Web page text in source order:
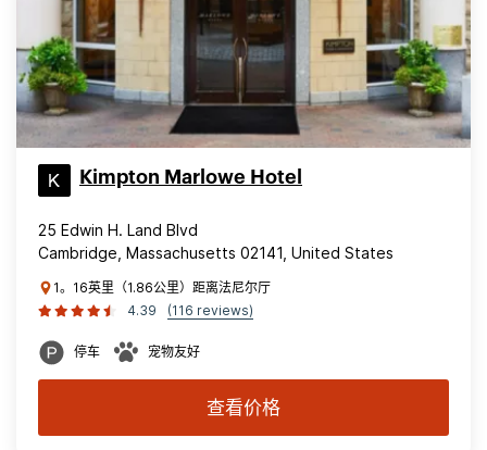
Kimpton Marlowe Hotel
25 Edwin H. Land Blvd
Cambridge, Massachusetts 02141, United States
1。16英里（1.86公里）距离法尼尔厅
4.39
(116 reviews)
停车 宠物友好
查看价格